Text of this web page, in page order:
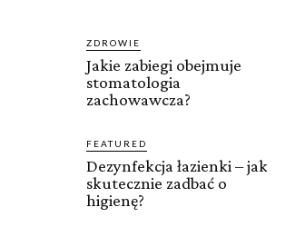
ZDROWIE
Jakie zabiegi obejmuje
stomatologia
zachowawcza?
FEATURED
Dezynfekcja łazienki – jak
skutecznie zadbać o
higienę?